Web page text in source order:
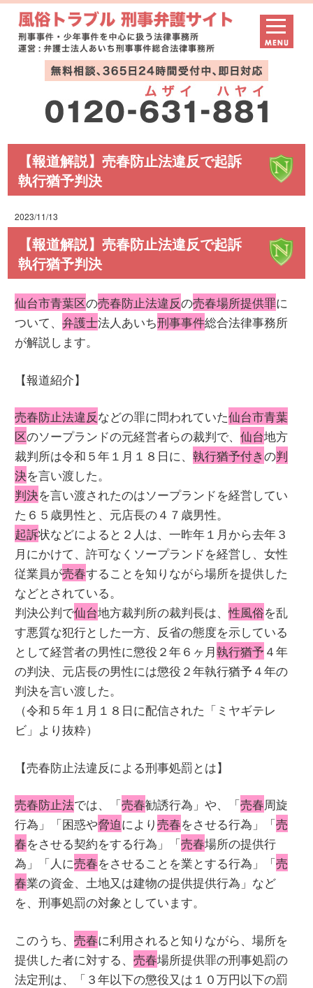
【報道解説】売春防止法違反で起訴
執行猶予判決
2023/11/13
【報道解説】売春防止法違反で起訴
執行猶予判決
仙台市青葉区の売春防止法違反の売春場所提供罪に
ついて、弁護士法人あいち刑事事件総合法律事務所
が解説します。
【報道紹介】
売春防止法違反などの罪に問われていた仙台市青葉
区のソープランドの元経営者らの裁判で、仙台地方
裁判所は令和５年１月１８日に、執行猶予付きの判
決を言い渡した。
判決を言い渡されたのはソープランドを経営してい
た６５歳男性と、元店長の４７歳男性。
起訴状などによると２人は、一昨年１月から去年３
月にかけて、許可なくソープランドを経営し、女性
従業員が売春することを知りながら場所を提供した
などとされている。
判決公判で仙台地方裁判所の裁判長は、性風俗を乱
す悪質な犯行とした一方、反省の態度を示している
として経営者の男性に懲役２年６ヶ月執行猶予４年
の判決、元店長の男性には懲役２年執行猶予４年の
判決を言い渡した。
（令和５年１月１８日に配信された「ミヤギテレ
ビ」より抜粋）
【売春防止法違反による刑事処罰とは】
売春防止法では、「売春勧誘行為」や、「売春周旋
行為」「困惑や脅迫により売春をさせる行為」「売
春をさせる契約をする行為」「売春場所の提供行
為」「人に売春をさせることを業とする行為」「売
春業の資金、土地又は建物の提供提供行為」など
を、刑事処罰の対象としています。
このうち、売春に利用されると知りながら、場所を
提供した者に対する、売春場所提供罪の刑事処罰の
法定刑は、「３年以下の懲役又は１０万円以下の罰